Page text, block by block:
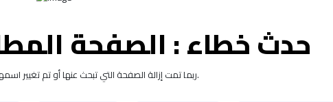
حدث خطاء : الصفحة
ربما تمت إزالة الصفحة التي تبحث عنها أو تم تغيير اسمها أو أنها غير متاحة مؤقتًا.